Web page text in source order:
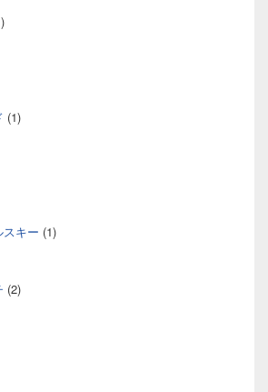
(1)
キー (1)
(2)